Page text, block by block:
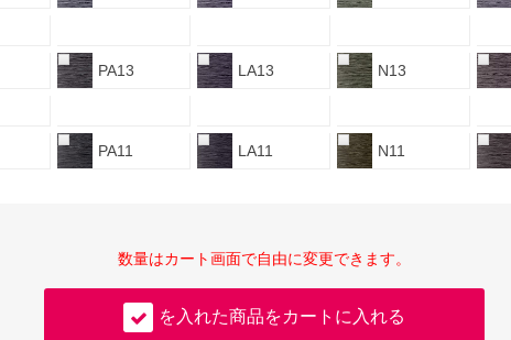
PA13 LA13 N13
PA11 LA11 N11
数量はカート画面で自由に変更できます。
を入れた商品をカートに入れる